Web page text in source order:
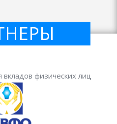
физических лиц